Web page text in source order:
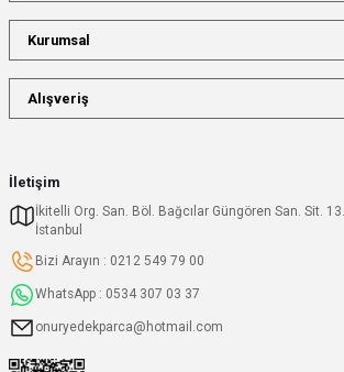
İletişim
İkitelli Org. San. Böl. Bağcılar Güngören San. Sit.
İstanbul
Bizi Arayın : 0212 549 79 00
WhatsApp : 0534 307 03 37
onuryedekparca@hotmail.com
Kurumsal
Alışveriş